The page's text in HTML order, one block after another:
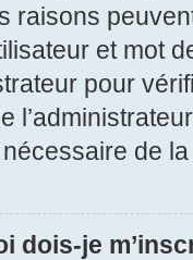
raisons
et mot
pour
nécessaire de
dois-je